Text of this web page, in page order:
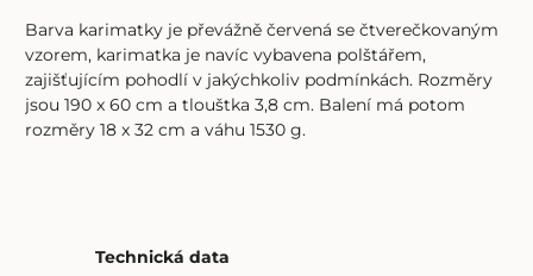
Barva karimatky je převážně červená se čtverečkovaným
vzorem, karimatka je navíc vybavena polštářem,
zajišťujícím pohodlí v jakýchkoliv podmínkách. Rozměry
jsou 190 x 60 cm a tlouštka 3,8 cm. Balení má potom
rozměry 18 x 32 cm a váhu 1530 g.
Technická data